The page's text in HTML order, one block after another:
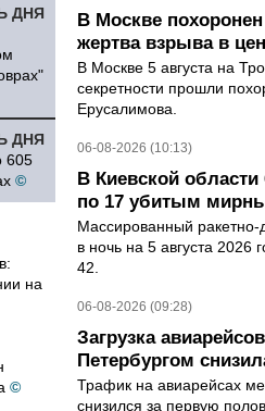
ДНЯ
ДНЯ
605
©
на
©
В Москве
жертва взрыва в
В Москве 5 августа на
секретности прошли
Ерусалимова.
06-08-2026 (10:13)
В Киевской
по 17 убитым
Массированный ракетно-
в ночь на 5 августа 2026
42.
06-08-2026 (09:28)
Загрузка
Петербургом
Трафик на авиарейсах
снизился за первую